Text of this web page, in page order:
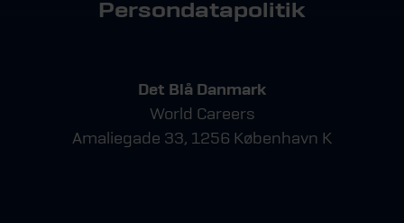
Persondatapolitik
Det Blå Danmark
World Careers
Amaliegade 33, 1256 København K